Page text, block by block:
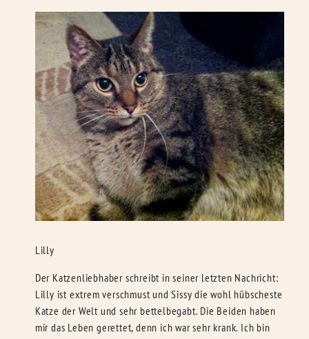
Lilly
Der Katzenliebhaber schreibt in seiner letzten Nachricht:
Lilly ist extrem verschmust und Sissy die wohl hübscheste
Katze der Welt und sehr bettelbegabt. Die Beiden haben
mir das Leben gerettet, denn ich war sehr krank. Ich bin